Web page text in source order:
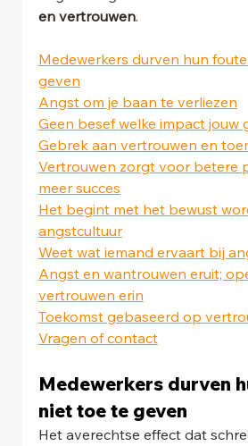
en vertrouwen.
Medewerkers durven hun
geven
Angst om je baan te verliezen
Geen besef welke impact jouw
Gebrek aan vertrouwen en
Vertrouwen zorgt voor betere
meer succes
Het begint met het bewust
angstcultuur
Weet wat iemand ervaart bij
Angst en wantrouwen eruit;
vertrouwen erin
Toekomst gebaseerd op
Vragen of contact
Medewerkers durven
niet toe te geven
Het averechtse effect dat